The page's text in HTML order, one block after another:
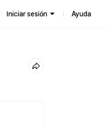
Iniciar sesión Ayuda